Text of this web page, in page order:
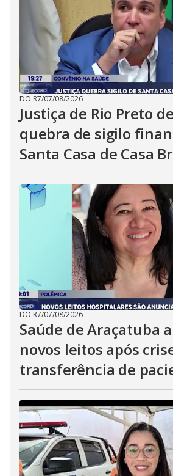
DO R7/07/08/2026
Justiça de Rio Preto
quebra de sigilo
Santa Casa de Casa
DO R7/07/08/2026
Saúde de Araçatuba
novos leitos após
transferência de